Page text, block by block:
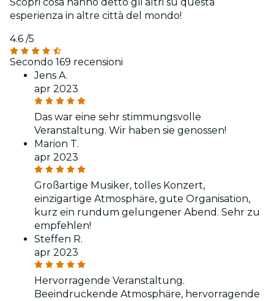
Scopri cosa hanno detto gli altri su questa
esperienza in altre città del mondo!
4.6 /5
Secondo 169 recensioni
Jens A.
apr 2023
Das war eine sehr stimmungsvolle
Veranstaltung. Wir haben sie genossen!
Marion T.
apr 2023
Großartige Musiker, tolles Konzert,
einzigartige Atmosphäre, gute Organisation,
kurz ein rundum gelungener Abend. Sehr zu
empfehlen!
Steffen R.
apr 2023
Hervorragende Veranstaltung.
Beeindruckende Atmosphäre, hervorragende